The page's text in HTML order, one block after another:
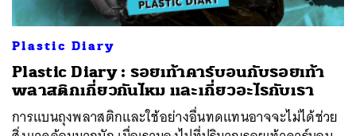
Plastic Diary
Plastic Diary : รอยเท้าคาร์บอนกับรอยเท้า
พลาสติกเกี่ยวกันไหม และเกี่ยวอะไรกับเรา
การแบนถุงพลาสติกและใช้อย่างอื่นทดแทนอาจจะไม่ได้ช่วย